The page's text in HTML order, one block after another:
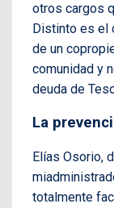
otros cargos
Distinto es el
de un
comunidad y
deuda de
La
Elías Osorio,
totalmente